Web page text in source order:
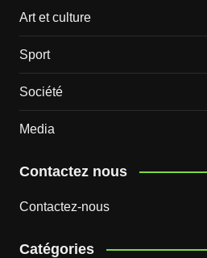
Art et culture
Sport
Société
Media
Contactez nous
Contactez-nous
Catégories